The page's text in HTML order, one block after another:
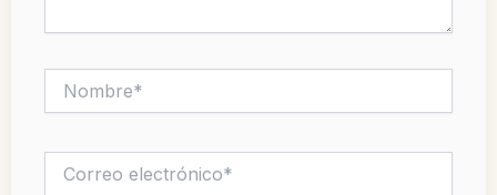
electrónico*